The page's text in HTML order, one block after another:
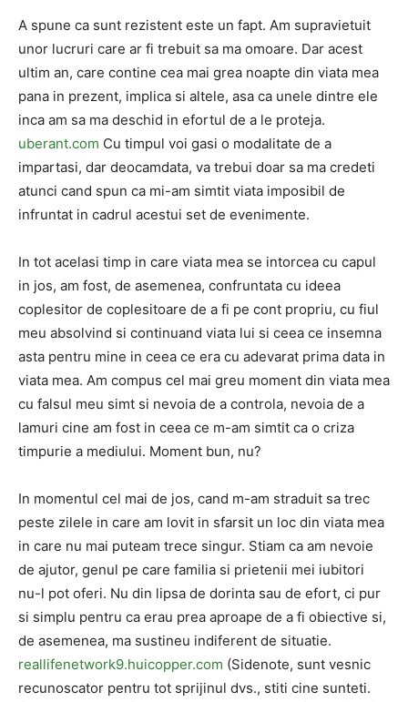
A spune ca sunt rezistent este un fapt. Am supravietuit
unor lucruri care ar fi trebuit sa ma omoare. Dar acest
ultim an, care contine cea mai grea noapte din viata mea
pana in prezent, implica si altele, asa ca unele dintre ele
inca am sa ma deschid in efortul de a le proteja.
uberant.com Cu timpul voi gasi o modalitate de a
impartasi, dar deocamdata, va trebui doar sa ma credeti
atunci cand spun ca mi-am simtit viata imposibil de
infruntat in cadrul acestui set de evenimente.
In tot acelasi timp in care viata mea se intorcea cu capul
in jos, am fost, de asemenea, confruntata cu ideea
coplesitor de coplesitoare de a fi pe cont propriu, cu fiul
meu absolvind si continuand viata lui si ceea ce insemna
asta pentru mine in ceea ce era cu adevarat prima data in
viata mea. Am compus cel mai greu moment din viata mea
cu falsul meu simt si nevoia de a controla, nevoia de a
lamuri cine am fost in ceea ce m-am simtit ca o criza
timpurie a mediului. Moment bun, nu?
In momentul cel mai de jos, cand m-am straduit sa trec
peste zilele in care am lovit in sfarsit un loc din viata mea
in care nu mai puteam trece singur. Stiam ca am nevoie
de ajutor, genul pe care familia si prietenii mei iubitori
nu-l pot oferi. Nu din lipsa de dorinta sau de efort, ci pur
si simplu pentru ca erau prea aproape de a fi obiective si,
de asemenea, ma sustineu indiferent de situatie.
reallifenetwork9.huicopper.com (Sidenote, sunt vesnic
recunoscator pentru tot sprijinul dvs., stiti cine sunteti.